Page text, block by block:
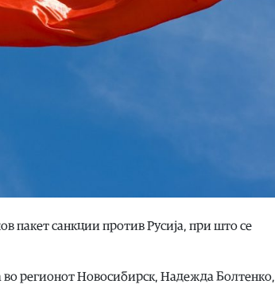
пакет санкции против Русија, при што се
во регионот Новосибирск, Надежда Болтенко,